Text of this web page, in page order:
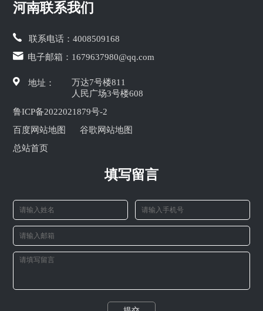
河南联系我们
联系电话：4008509168
电子邮箱： 1679637980@qq.com
地址：
万达7号楼811
人民广场3号楼608
鲁ICP备2022021879号-2
百度网站地图
谷歌网站地图
总站首页
填写留言